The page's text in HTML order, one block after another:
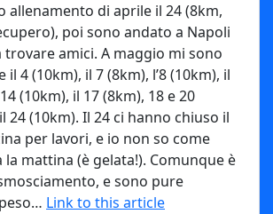
allenamento di aprile il 24 (8km,
poi sono andato a Napoli
trovare amici. A maggio mi sono
il 4 (10km), il 7 (8km), l’8 (10km), il
(10km), il 17 (8km), 18 e 20
24 (10km). Il 24 ci hanno chiuso il
per lavori, e io non so come
mattina (è gelata!). Comunque è
e sono pure
Link to this article